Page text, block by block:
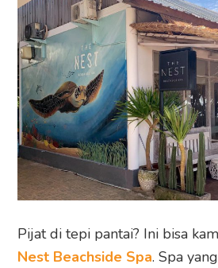
Pijat di tepi pantai? Ini bisa
Nest Beachside Spa. Spa